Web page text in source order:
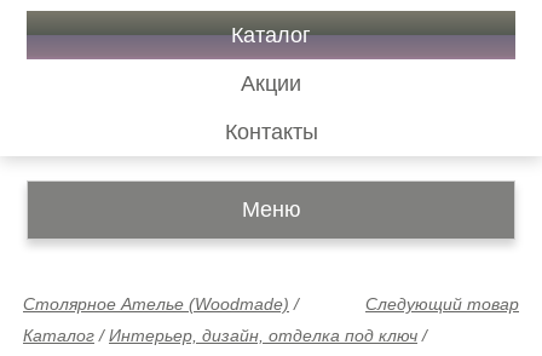
Каталог
Акции
Контакты
Меню
Следующий товар
Столярное Ателье (Woodmade) /
Каталог /Интерьер, дизайн, отделка под ключ /